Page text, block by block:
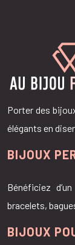
Porter des
élégants en
BIJOUX
Bénéficiez
bracelets,
BIJOUX